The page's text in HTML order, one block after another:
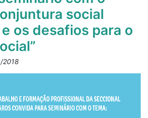
social
os desafios para o
2018